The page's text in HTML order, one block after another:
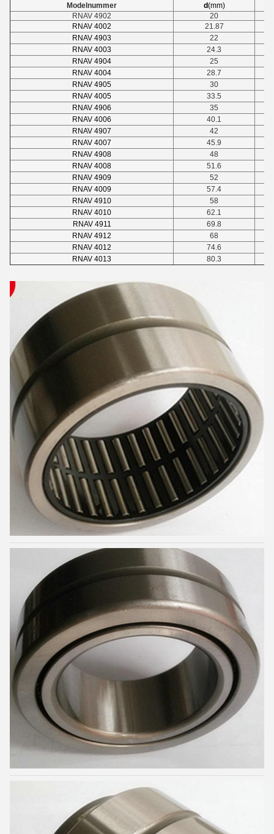
Modelnummer d(mm)
RNAV 4902
20
RNAV 4002
21.87
RNAV 4903
22
RNAV 4003
24.3
RNAV 4904
25
RNAV 4004
28.7
RNAV 4905
30
RNAV 4005
33.5
RNAV 4906
35
RNAV 4006
40.1
RNAV 4907
42
RNAV 4007
45.9
RNAV 4908
48
RNAV 4008
51.6
RNAV 4909
52
RNAV 4009
57.4
RNAV 4910
58
RNAV 4010
62.1
RNAV 4911
69.8
RNAV 4912
68
RNAV 4012
74.6
RNAV 4013
80.3